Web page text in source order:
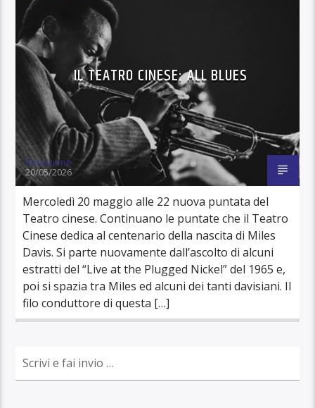
IL TEATRO CINESE: ALL BLUES
Redazione
20/05/2026
Mercoledì 20 maggio alle 22 nuova puntata del
Teatro cinese. Continuano le puntate che il Teatro
Cinese dedica al centenario della nascita di Miles
Davis. Si parte nuovamente dall’ascolto di alcuni
estratti del “Live at the Plugged Nickel” del 1965 e,
poi si spazia tra Miles ed alcuni dei tanti davisiani. Il
filo conduttore di questa […]